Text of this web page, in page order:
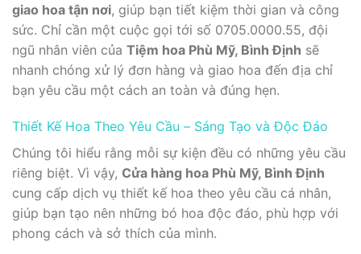
giao hoa tận nơi, giúp bạn tiết kiệm thời gian và công
sức. Chỉ cần một cuộc gọi tới số 0705.0000.55, đội
ngũ nhân viên của Tiệm hoa Phù Mỹ, Bình Định sẽ
nhanh chóng xử lý đơn hàng và giao hoa đến địa chỉ
bạn yêu cầu một cách an toàn và đúng hẹn.
Thiết Kế Hoa Theo Yêu Cầu – Sáng Tạo và Độc Đáo
Chúng tôi hiểu rằng mỗi sự kiện đều có những yêu cầu
riêng biệt. Vì vậy, Cửa hàng hoa Phù Mỹ, Bình Định
cung cấp dịch vụ thiết kế hoa theo yêu cầu cá nhân,
giúp bạn tạo nên những bó hoa độc đáo, phù hợp với
phong cách và sở thích của mình.